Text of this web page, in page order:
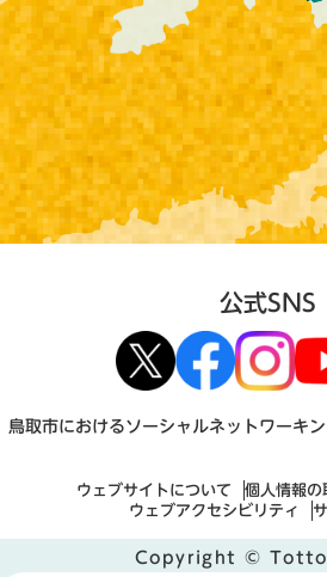
公式SNS
鳥取市におけるソーシャルネットワーキ
ウェブサイトについて
個人情報の
ウェブアクセシビリティ
Copyright ©